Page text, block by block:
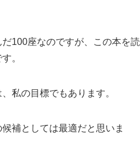
100座なのですが、この本を読
。
私の目標でもあります。
補としては最適だと思いま